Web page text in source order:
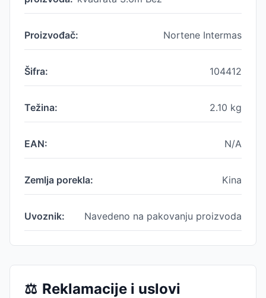
Proizvođač: Nortene Intermas
Šifra: 104412
Težina: 2.10 kg
EAN: N/A
Zemlja porekla: Kina
Uvoznik: Navedeno na pakovanju proizvoda
⚖️ Reklamacije i uslovi